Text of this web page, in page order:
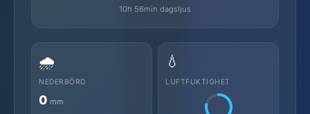
10h 56min dagsljus
🌧️
NEDERBÖRD
0 mm
💧
LUFTFUKTIGHET